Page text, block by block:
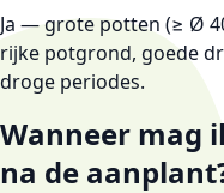
Ja — grote potten (≥ Ø
rijke potgrond, goede
droge periodes.
Wanneer mag
na de